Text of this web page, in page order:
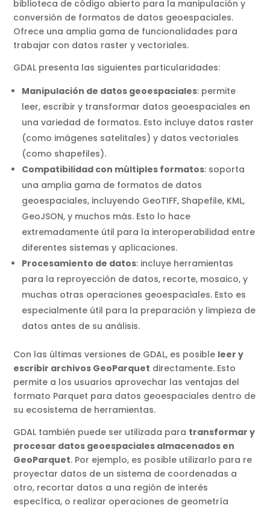
biblioteca de código abierto para la manipulación y
conversión de formatos de datos geoespaciales.
Ofrece una amplia gama de funcionalidades para
trabajar con datos raster y vectoriales.
GDAL presenta las siguientes particularidades:
Manipulación de datos geoespaciales: permite
leer, escribir y transformar datos geoespaciales en
una variedad de formatos. Esto incluye datos raster
(como imágenes satelitales) y datos vectoriales
(como shapefiles).
Compatibilidad con múltiples formatos: soporta
una amplia gama de formatos de datos
geoespaciales, incluyendo GeoTIFF, Shapefile, KML,
GeoJSON, y muchos más. Esto lo hace
extremadamente útil para la interoperabilidad entre
diferentes sistemas y aplicaciones.
Procesamiento de datos: incluye herramientas
para la reproyección de datos, recorte, mosaico, y
muchas otras operaciones geoespaciales. Esto es
especialmente útil para la preparación y limpieza de
datos antes de su análisis.
Con las últimas versiones de GDAL, es posible leer y
escribir archivos GeoParquet directamente. Esto
permite a los usuarios aprovechar las ventajas del
formato Parquet para datos geoespaciales dentro de
su ecosistema de herramientas.
GDAL también puede ser utilizada para transformar y
procesar datos geoespaciales almacenados en
GeoParquet. Por ejemplo, es posible utilizarlo para re
proyectar datos de un sistema de coordenadas a
otro, recortar datos a una región de interés
específica, o realizar operaciones de geometría